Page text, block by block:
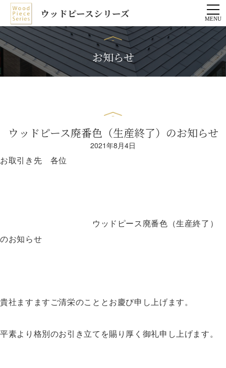
ウッドピースシリーズ
お知らせ
ウッドピース廃番色（生産終了）のお知らせ
2021年8月4日
お取引き先 各位
ウッドピース廃番色（生産終了）
のお知らせ
貴社ますますご清栄のこととお慶び申し上げます。
平素より格別のお引き立てを賜り厚く御礼申し上げます。